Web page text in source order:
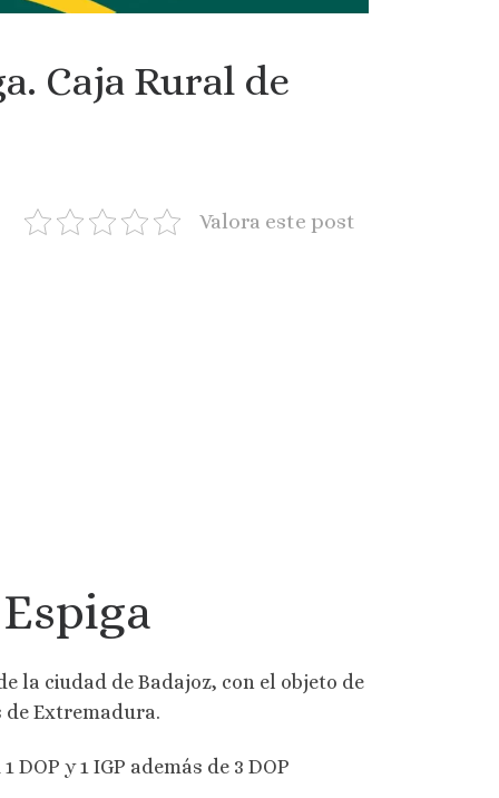
Caja Rural de
Valora este post
la ciudad de Badajoz, con el objeto de
de Extremadura.
y 1 IGP además de 3 DOP